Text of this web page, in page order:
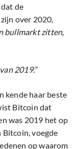
de
over 2020,
bullmarkt zitten,
2019.”
kende haar beste
Bitcoin dat
was 2019 het op
Bitcoin, voegde
op waarom